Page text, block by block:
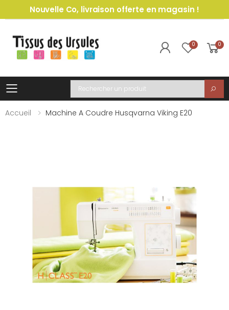
Nouvelle Co, livraison offerte en magasin !
0 0
Toggle mobile menu
Recherche
Accueil
Machine A Coudre Husqvarna Viking E20